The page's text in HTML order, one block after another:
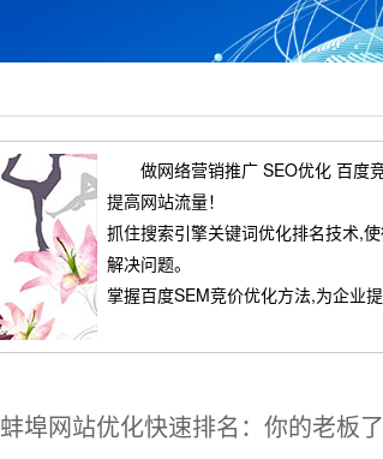
做网络营销推广 SEO优化 百度
提高网站流量！
抓住搜索引擎关键词优化排名技术,
解决问题。
掌握百度SEM竞价优化方法,为企业
蚌埠网站优化快速排名：你的老板